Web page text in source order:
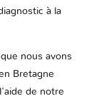
à la
nous avons
Bretagne
de notre